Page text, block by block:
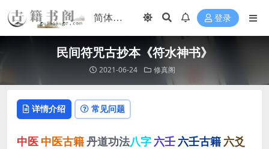
登录
民间符咒古抄本《符水神书》
2021-06-24 修真阁
详情介绍 常见问题
中医 中医古籍丹道功法八字 六壬 六壬古籍 六爻